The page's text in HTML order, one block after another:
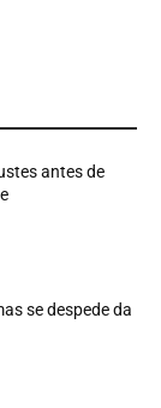
antes de
se despede da